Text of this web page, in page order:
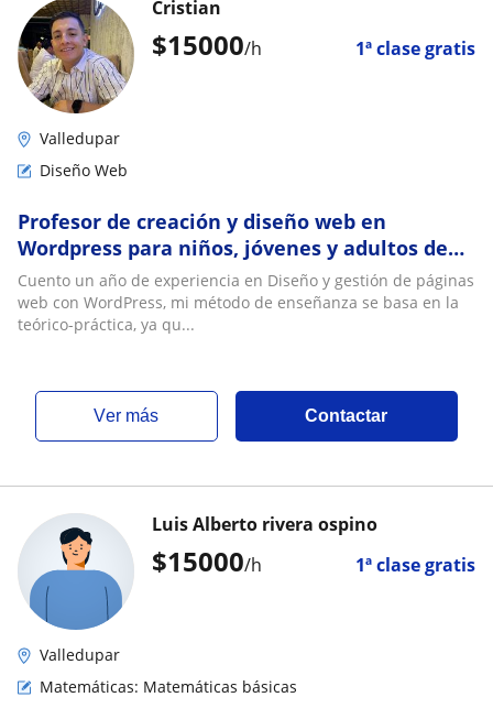
$15000/h 1ª clase gratis
Cristian
Valledupar
Diseño Web
Profesor de creación y diseño web en
Wordpress para niños, jóvenes y adultos de
todas la clases
Cuento un año de experiencia en Diseño y gestión de páginas
web con WordPress, mi método de enseñanza se basa en la
teórico-práctica, ya qu...
ver más Contactar
$15000/h 1ª clase gratis
Luis Alberto rivera ospino
Valledupar
Matemáticas: Matemáticas básicas